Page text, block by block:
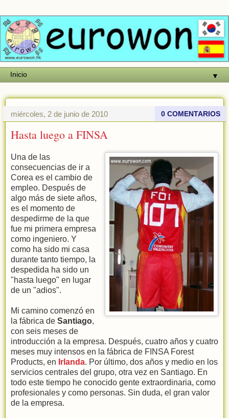
▼
miércoles, 2 de junio de 2010 0 COMENTARIOS
Hasta luego a FINSA
Una de las
consecuencias de ir a
Corea es el cambio de
empleo. Después de
algo más de siete años,
es el momento de
despedirme de la que
fue mi primera empresa
como ingeniero. Y
como ha sido mi casa
durante tanto tiempo, la
despedida ha sido un
"hasta luego" en lugar
de un "adios".
Mi camino comenzó en
la fábrica de Santiago,
con seis meses de
introducción a la empresa. Después, cuatro años y cuatro
meses muy intensos en la fábrica de FINSA Forest
Products, en Irlanda. Por último, dos años y medio en los
servicios centrales del grupo, otra vez en Santiago. En
todo este tiempo he conocido gente extraordinaria, como
profesionales y como personas. Sin duda, el gran valor
de la empresa.